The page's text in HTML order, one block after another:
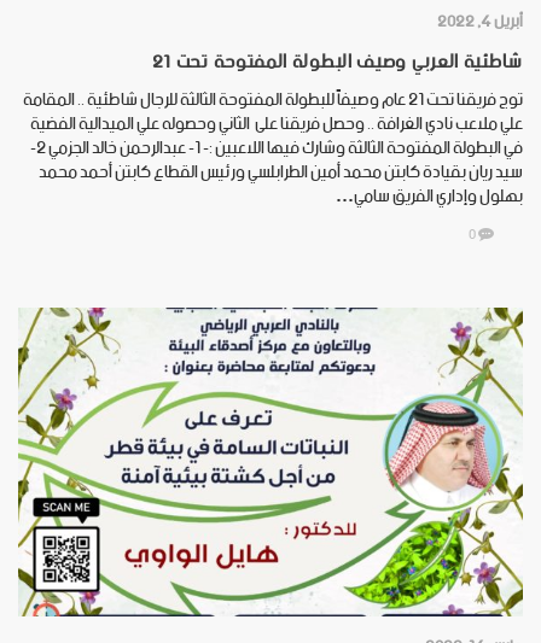
أبريل 4, 2022
شاطئية العربي وصيف البطولة المفتوحة تحت 21
توج فريقنا تحت 21 عام وصيفاً للبطولة المفتوحة الثالثة للرجال شاطئية .. المقامة
علي ملاعب نادي الغرافة .. وحصل فريقنا على الثاني وحصوله علي الميدالية الفضية
في البطولة المفتوحة الثالثة وشارك فيها اللاعبين :- ١- عبدالرحمن خالد الجزمي ٢-
سيد ريان بقيادة كابتن محمد أمين الطرابلسي ورئيس القطاع كابتن أحمد محمد
بهلول وإداري الفريق سامي…
0